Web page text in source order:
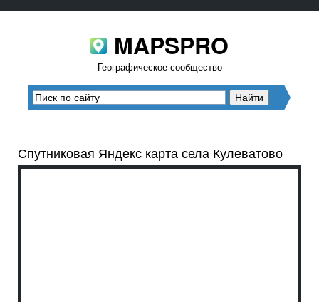
MAPSPRO
Географическое сообщество
Спутниковая Яндекс карта села Кулеватово